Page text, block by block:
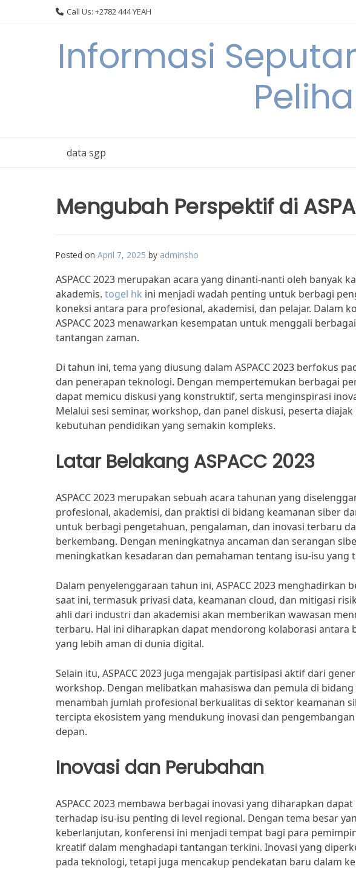
Call Us: +2782 444 YEAH
Informasi
data sgp
Mengubah Perspektif di
Posted on April 7, 2025 by adminsho
ASPACC 2023 merupakan acara yang dinanti-nanti oleh banyak
akademis. togel hk ini menjadi wadah penting untuk berbagi
koneksi antara para profesional, akademisi, dan pelajar. Dalam
ASPACC 2023 menawarkan kesempatan untuk menggali
tantangan zaman.
Di tahun ini, tema yang diusung dalam ASPACC 2023 berfokus
dan penerapan teknologi. Dengan mempertemukan berbagai
dapat memicu diskusi yang konstruktif, serta menginspirasi
Melalui sesi seminar, workshop, dan panel diskusi, peserta
kebutuhan pendidikan yang semakin kompleks.
Latar Belakang ASPACC 2023
ASPACC 2023 merupakan sebuah acara tahunan yang
profesional, akademisi, dan praktisi di bidang keamanan siber
untuk berbagi pengetahuan, pengalaman, dan inovasi terbaru
berkembang. Dengan meningkatnya ancaman dan serangan
meningkatkan kesadaran dan pemahaman tentang isu-isu yang
Dalam penyelenggaraan tahun ini, ASPACC 2023
saat ini, termasuk privasi data, keamanan cloud, dan mitigasi
ahli dari industri dan akademisi akan memberikan wawasan
terbaru. Hal ini diharapkan dapat mendorong kolaborasi
yang lebih aman di dunia digital.
Selain itu, ASPACC 2023 juga mengajak partisipasi aktif dari
workshop. Dengan melibatkan mahasiswa dan pemula di
menambah jumlah profesional berkualitas di sektor keamanan
tercipta ekosistem yang mendukung inovasi dan
depan.
Inovasi dan Perubahan
ASPACC 2023 membawa berbagai inovasi yang diharapkan
terhadap isu-isu penting di level regional. Dengan tema besar
keberlanjutan, konferensi ini menjadi tempat bagi para
kreatif dalam menghadapi tantangan terkini. Inovasi yang
pada teknologi, tetapi juga mencakup pendekatan baru dalam